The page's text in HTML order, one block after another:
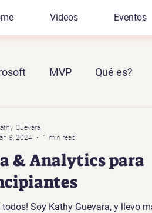
Videos Eventos
MVP Qué es?
& Analytics para
todos! Soy Kathy Guevara, y llevo
Guevara
8, 2024
1 min read